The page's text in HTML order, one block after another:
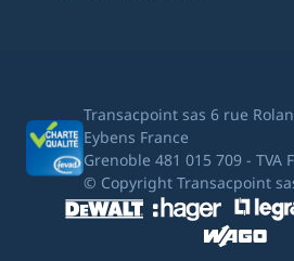
Transacpoint sas 6 rue
Eybens France
Grenoble 481 015 709 - TVA
© Copyright Transacpoint